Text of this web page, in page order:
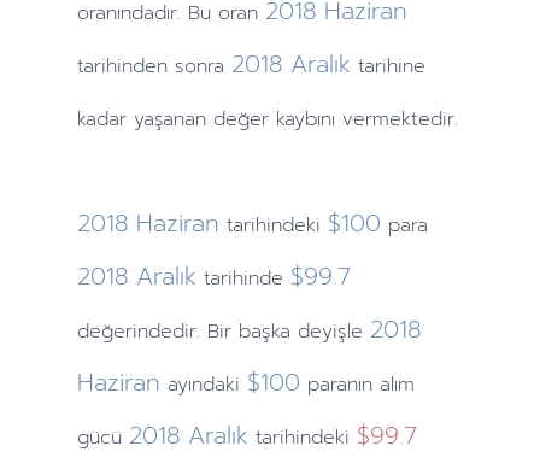
oranındadır. Bu oran 2018 Haziran
tarihindensonra 2018 Aralık tarihine
kadar yaşanan değer kaybını vermektedir.
2018 Haziran tarihindeki $100 para
2018 Aralık tarihinde $99.7
değerindedir. Bir başka deyişle 2018
Haziran ayındaki $100 paranın alım
gücü 2018 Aralık tarihindeki $99.7